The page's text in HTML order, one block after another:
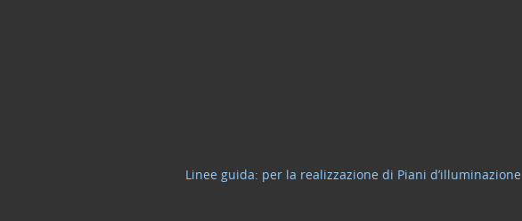
Linee guida: per la realizzazione di Piani d’illuminazione